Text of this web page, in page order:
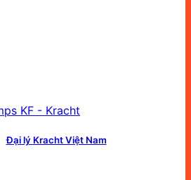
Đại lý Kracht Việt Nam